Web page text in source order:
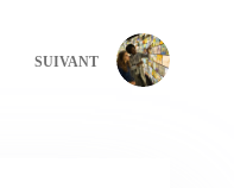
SUIVANT